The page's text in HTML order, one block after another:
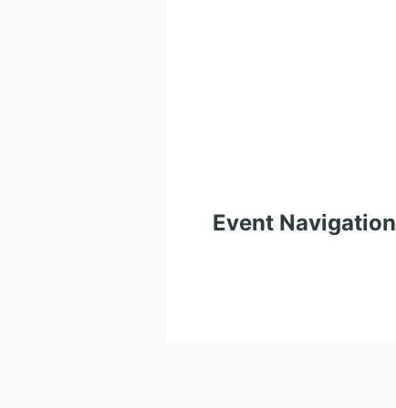
Event Navigation